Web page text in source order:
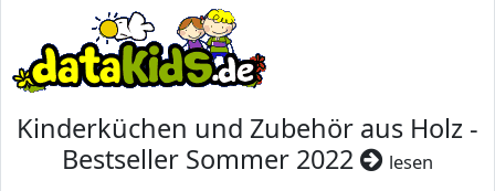
Kinderküchen und Zubehör aus Holz -
Bestseller Sommer 2022
lesen